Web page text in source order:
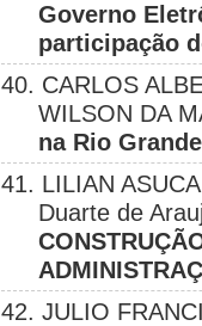
Governo
participação
40. CARLOS
WILSON DA
na Rio
41. LILIAN
Duarte de
42. JULIO